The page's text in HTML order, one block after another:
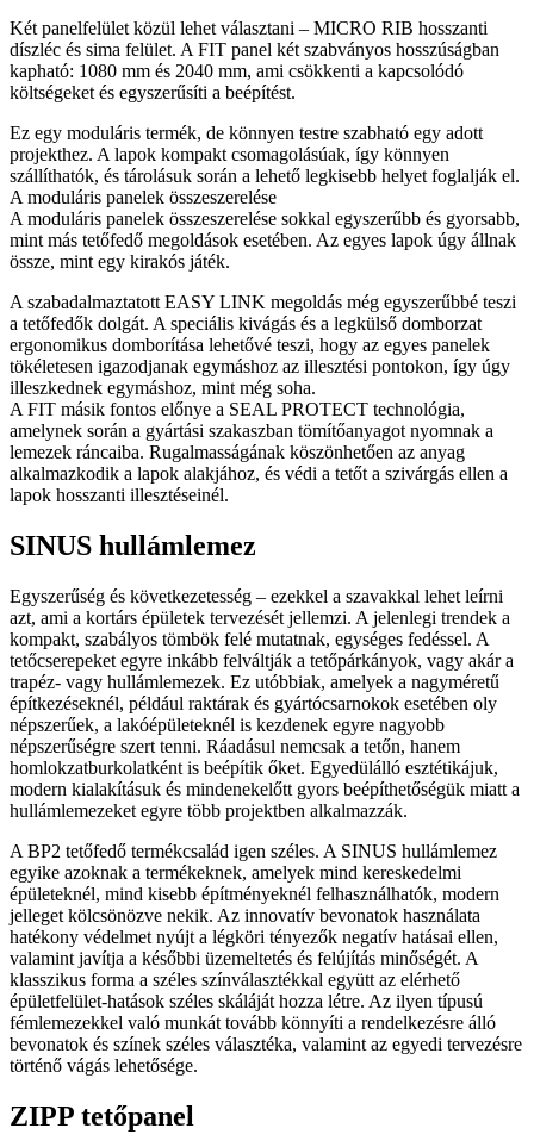
Két panelfelület közül lehet választani – MICRO RIB hosszanti
díszléc és sima felület. A FIT panel két szabványos hosszúságban
kapható: 1080 mm és 2040 mm, ami csökkenti a kapcsolódó
költségeket és egyszerűsíti a beépítést.
Ez egy moduláris termék, de könnyen testre szabható egy adott
projekthez. A lapok kompakt csomagolásúak, így könnyen
szállíthatók, és tárolásuk során a lehető legkisebb helyet foglalják el.
A moduláris panelek összeszerelése
A moduláris panelek összeszerelése sokkal egyszerűbb és gyorsabb,
mint más tetőfedő megoldások esetében. Az egyes lapok úgy állnak
össze, mint egy kirakós játék.
A szabadalmaztatott EASY LINK megoldás még egyszerűbbé teszi
a tetőfedők dolgát. A speciális kivágás és a legkülső domborzat
ergonomikus domborítása lehetővé teszi, hogy az egyes panelek
tökéletesen igazodjanak egymáshoz az illesztési pontokon, így úgy
illeszkednek egymáshoz, mint még soha.
A FIT másik fontos előnye a SEAL PROTECT technológia,
amelynek során a gyártási szakaszban tömítőanyagot nyomnak a
lemezek ráncaiba. Rugalmasságának köszönhetően az anyag
alkalmazkodik a lapok alakjához, és védi a tetőt a szivárgás ellen a
lapok hosszanti illesztéseinél.
SINUS hullámlemez
Egyszerűség és következetesség – ezekkel a szavakkal lehet leírni
azt, ami a kortárs épületek tervezését jellemzi. A jelenlegi trendek a
kompakt, szabályos tömbök felé mutatnak, egységes fedéssel. A
tetőcserepeket egyre inkább felváltják a tetőpárkányok, vagy akár a
trapéz- vagy hullámlemezek. Ez utóbbiak, amelyek a nagyméretű
építkezéseknél, például raktárak és gyártócsarnokok esetében oly
népszerűek, a lakóépületeknél is kezdenek egyre nagyobb
népszerűségre szert tenni. Ráadásul nemcsak a tetőn, hanem
homlokzatburkolatként is beépítik őket. Egyedülálló esztétikájuk,
modern kialakításuk és mindenekelőtt gyors beépíthetőségük miatt a
hullámlemezeket egyre több projektben alkalmazzák.
A BP2 tetőfedő termékcsalád igen széles. A SINUS hullámlemez
egyike azoknak a termékeknek, amelyek mind kereskedelmi
épületeknél, mind kisebb építményeknél felhasználhatók, modern
jelleget kölcsönözve nekik. Az innovatív bevonatok használata
hatékony védelmet nyújt a légköri tényezők negatív hatásai ellen,
valamint javítja a későbbi üzemeltetés és felújítás minőségét. A
klasszikus forma a széles színválasztékkal együtt az elérhető
épületfelület-hatások széles skáláját hozza létre. Az ilyen típusú
fémlemezekkel való munkát tovább könnyíti a rendelkezésre álló
bevonatok és színek széles választéka, valamint az egyedi tervezésre
történő vágás lehetősége.
ZIPP tetőpanel